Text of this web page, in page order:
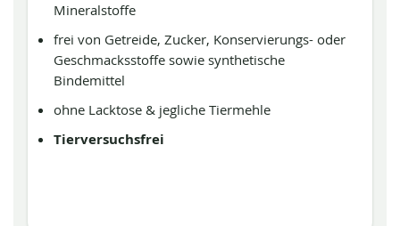
Mineralstoffe
frei von Getreide, Zucker, Konservierungs- oder
Geschmacksstoffe sowie synthetische
Bindemittel
ohne Lacktose & jegliche Tiermehle
Tierversuchsfrei